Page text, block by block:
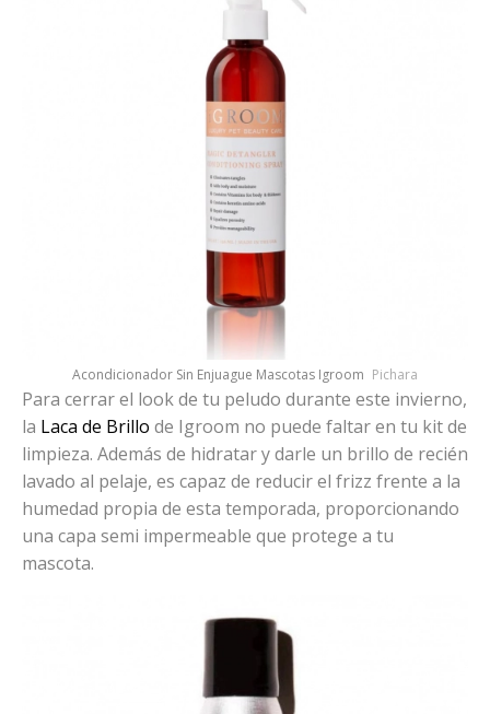
Acondicionador Sin Enjuague Mascotas Igroom Pichara
Para cerrar el look de tu peludo durante este invierno,
la Laca de Brillo de Igroom no puede faltar en tu kit de
limpieza. Además de hidratar y darle un brillo de recién
lavado al pelaje, es capaz de reducir el frizz frente a la
humedad propia de esta temporada, proporcionando
una capa semi impermeable que protege a tu
mascota.